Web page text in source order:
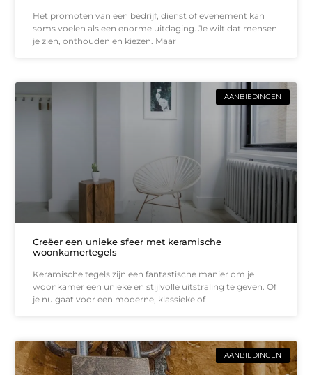
Het promoten van een bedrijf, dienst of evenement kan
soms voelen als een enorme uitdaging. Je wilt dat mensen
je zien, onthouden en kiezen. Maar
AANBIEDINGEN
Creëer een unieke sfeer met keramische
woonkamertegels
Keramische tegels zijn een fantastische manier om je
woonkamer een unieke en stijlvolle uitstraling te geven. Of
je nu gaat voor een moderne, klassieke of
AANBIEDINGEN